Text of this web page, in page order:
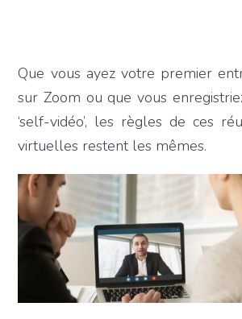
Que vous ayez votre premier
sur Zoom ou que vous
‘self-vidéo’, les règles de ces
virtuelles restent les mêmes.